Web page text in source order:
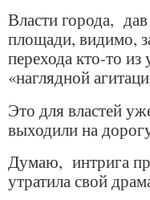
Власти города,
площади, видимо,
перехода кто-то из
«наглядной
Это для властей
выходили на
Думаю, интрига
утратила свой